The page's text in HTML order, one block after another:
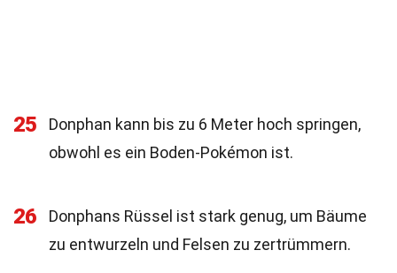
25
Donphan kann bis zu 6 Meter hoch springen,
obwohl es ein Boden-Pokémon ist.
26
Donphans Rüssel ist stark genug, um Bäume
zu entwurzeln und Felsen zu zertrümmern.